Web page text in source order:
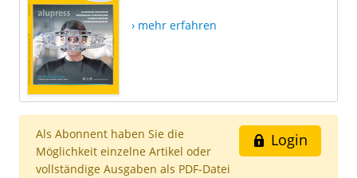
› mehr erfahren
Login
Als Abonnent haben Sie die
Möglichkeit einzelne Artikel oder
vollständige Ausgaben als PDF-Datei